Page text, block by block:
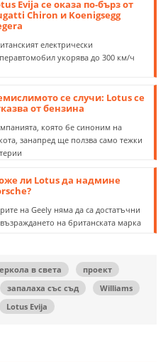
Evija се оказа по-бърз от
Chiron и Koenigsegg
електрически
укорява до 300 км/ч
се случи: Lotus се
от бензина
която бе синоним на
занапред ще ползва само тежки
ли Lotus да надмине
на Geely няма да са достатъчни
на британската марка
в света
проект
запалаха със съд
Williams
Lotus Evija